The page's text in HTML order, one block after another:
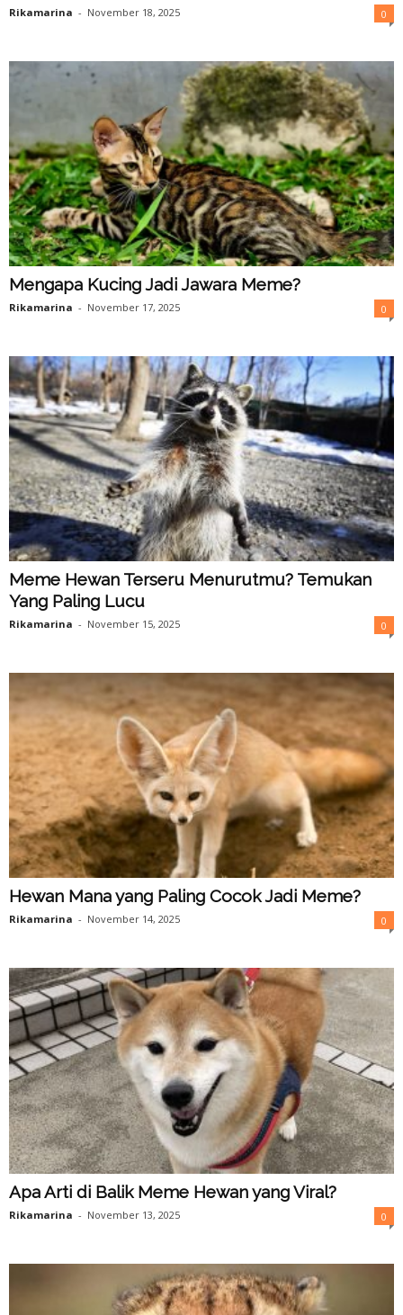
Rikamarina - November 18, 2025 0
Mengapa Kucing Jadi Jawara Meme?
Rikamarina - November 17, 2025 0
Meme Hewan Terseru Menurutmu? Temukan
Yang Paling Lucu
Rikamarina - November 15, 2025 0
Hewan Mana yang Paling Cocok Jadi Meme?
Rikamarina - November 14, 2025 0
Apa Arti di Balik Meme Hewan yang Viral?
Rikamarina - November 13, 2025 0